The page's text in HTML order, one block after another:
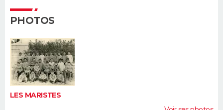
FORUM
PHOTOS
LES MARISTES